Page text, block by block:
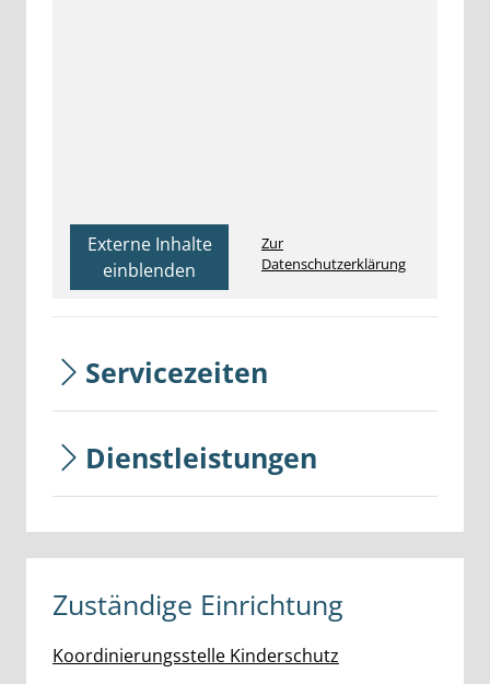
Externe Inhalte
einblenden
Zur
Datenschutzerklärung
Servicezeiten
Dienstleistungen
Zuständige Einrichtung
Koordinierungsstelle Kinderschutz